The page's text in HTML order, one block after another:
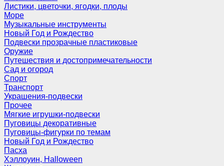
Листики, цветочки, ягодки, плоды
Море
Музыкальные инструменты
Новый Год и Рождество
Подвески прозрачные пластиковые
Оружие
Путешествия и достопримечательности
Сад и огород
Спорт
Транспорт
Украшения-подвески
Прочее
Мягкие игрушки-подвески
Пуговицы декоративные
Пуговицы-фигурки по темам
Новый Год и Рождество
Пасха
Хэллоуин, Halloween